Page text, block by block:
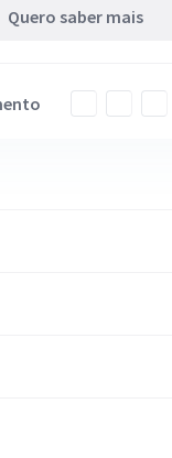
Quero saber mais